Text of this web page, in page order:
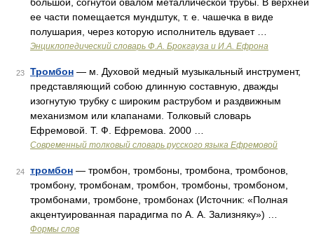
ее части помещается мундштук, т. е. чашечка в виде
полушария, через которую исполнитель вдувает …
Энциклопедический словарь Ф.А. Брокгауза и И.А. Ефрона
23 Тромбон — м. Духовой медный музыкальный инструмент,
представляющий собою длинную составную, дважды
изогнутую трубку с широким раструбом и раздвижным
механизмом или клапанами. Толковый словарь
Ефремовой. Т. Ф. Ефремова. 2000 …
Современный толковый словарь русского языка Ефремовой
24 тромбон — тромбон, тромбоны, тромбона, тромбонов,
тромбону, тромбонам, тромбон, тромбоны, тромбоном,
тромбонами, тромбоне, тромбонах (Источник: «Полная
акцентуированная парадигма по А. А. Зализняку») …
Формы слов